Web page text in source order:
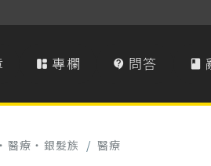
 專欄  問答 
醫療‧銀髮族 / 醫療